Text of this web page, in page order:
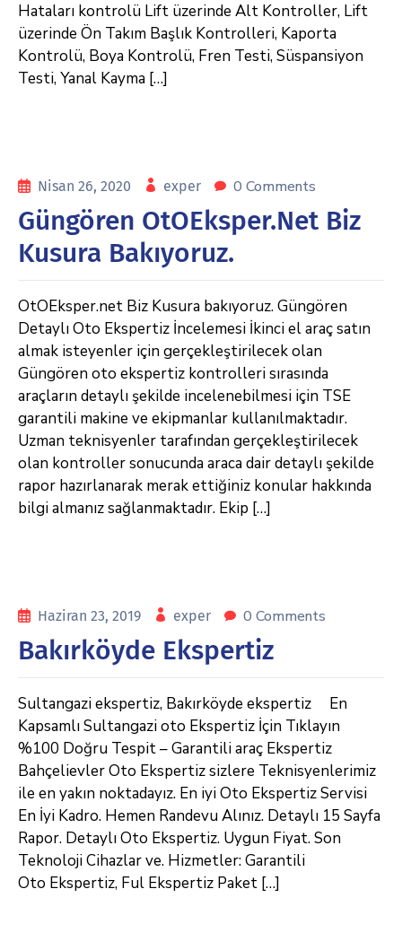
Hataları kontrolü Lift üzerinde Alt Kontroller, Lift
üzerinde Ön Takım Başlık Kontrolleri, Kaporta
Kontrolü, Boya Kontrolü, Fren Testi, Süspansiyon
Testi, Yanal Kayma […]
Nisan 26, 2020 exper 0 Comments
Güngören OtOEksper.net Biz
Kusura Bakıyoruz.
OtOEksper.net Biz Kusura bakıyoruz. Güngören
Detaylı Oto Ekspertiz İncelemesi İkinci el araç satın
almak isteyenler için gerçekleştirilecek olan
Güngören oto ekspertiz kontrolleri sırasında
araçların detaylı şekilde incelenebilmesi için TSE
garantili makine ve ekipmanlar kullanılmaktadır.
Uzman teknisyenler tarafından gerçekleştirilecek
olan kontroller sonucunda araca dair detaylı şekilde
rapor hazırlanarak merak ettiğiniz konular hakkında
bilgi almanız sağlanmaktadır. Ekip […]
Haziran 23, 2019 exper 0 Comments
Bakırköyde Ekspertiz
Sultangazi ekspertiz, Bakırköyde ekspertiz En
Kapsamlı Sultangazi oto Ekspertiz İçin Tıklayın
%100 Doğru Tespit – Garantili araç Ekspertiz
Bahçelievler Oto Ekspertiz sizlere Teknisyenlerimiz
ile en yakın noktadayız. En iyi Oto Ekspertiz Servisi
En İyi Kadro. Hemen Randevu Alınız. Detaylı 15 Sayfa
Rapor. Detaylı Oto Ekspertiz. Uygun Fiyat. Son
Teknoloji Cihazlar ve. Hizmetler: Garantili
Oto Ekspertiz, Ful Ekspertiz Paket […]